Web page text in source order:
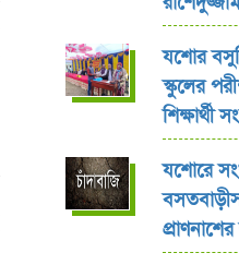
যশোর
স্কুলের
শিক্ষার্থী
যশোরে